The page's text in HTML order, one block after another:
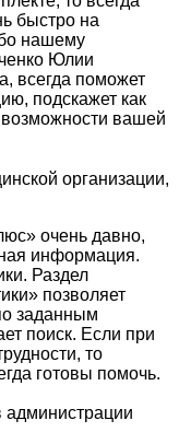
быстро на
нашему
Юлии
всегда поможет
подскажет как
возможности вашей
организации,
очень давно,
информация.
Раздел
позволяет
заданным
поиск. Если при
то
готовы помочь.
администрации